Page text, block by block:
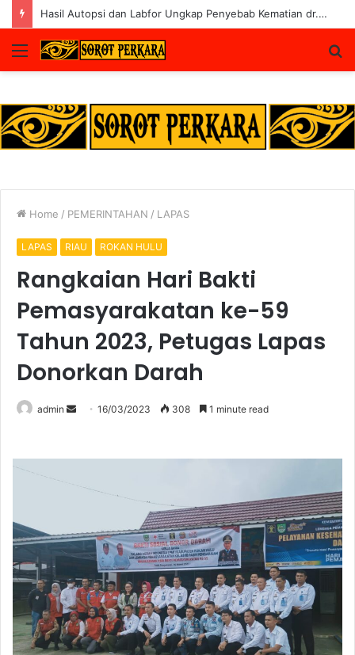
Polres Rohul Kembalikan 6 Kendaraan ke Korban, Pelaku Curanmor Dijerat 7 Tahun Penjara
Menu
Home / PEMERINTAHAN / LAPAS
LAPAS RIAU ROKAN HULU
Rangkaian Hari Bakti
Pemasyarakatan ke-59
Tahun 2023, Petugas Lapas
Donorkan Darah
admin
Send16/03/2023 308 1 minute read